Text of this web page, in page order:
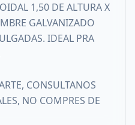
1,50 DE ALTURA X
GALVANIZADO
IDEAL PRA
CONSULTANOS
NO COMPRES DE